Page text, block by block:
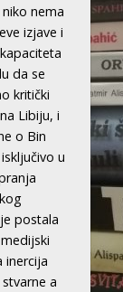
nema
izjave i
da se
kritički
Libiju, i
o Bin
u
postala
inercija
a